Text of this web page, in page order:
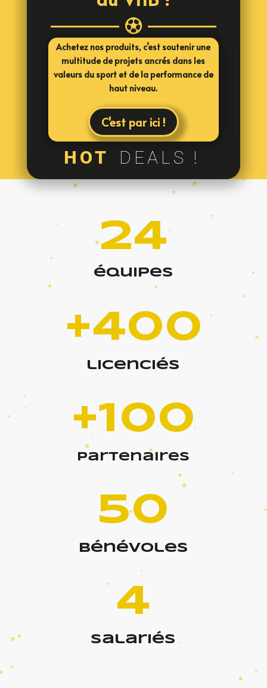

Achetez nos produits, c’est soutenir une
multitude de projets ancrés dans les
valeurs du sport et de la performance de
haut niveau.
C'est par ici !
HOT DEALS !
24
équipes
+400
licenciés
+100
partenaires
50
bénévoles
4
salariés